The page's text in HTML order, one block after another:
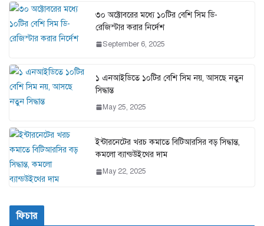
৩০ অক্টোবরের মধ্যে ১০টির বেশি সিম ডি-
রেজিস্টার করার নির্দেশ
September 6, 2025
১ এনআইডিতে ১০টির বেশি সিম নয়, আসছে নতুন
সিদ্ধান্ত
May 25, 2025
ইন্টারনেটের খরচ কমাতে বিটিআরসির বড় সিদ্ধান্ত,
কমলো ব্যান্ডউইথের দাম
May 22, 2025
ফিচার